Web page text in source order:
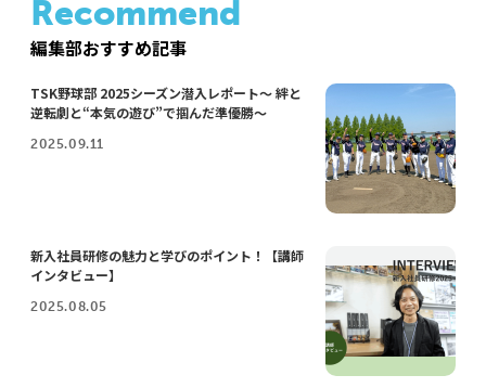
Recommend
編集部おすすめ記事
TSK野球部 2025シーズン潜入レポート～ 絆と
逆転劇と“本気の遊び”で掴んだ準優勝～
2025.09.11
新入社員研修の魅力と学びのポイント！【講師
インタビュー】
2025.08.05